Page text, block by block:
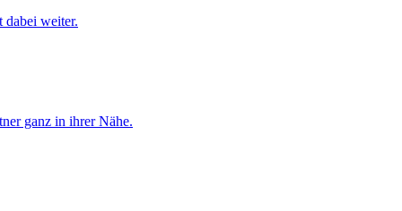
dabei weiter.
ganz in ihrer Nähe.